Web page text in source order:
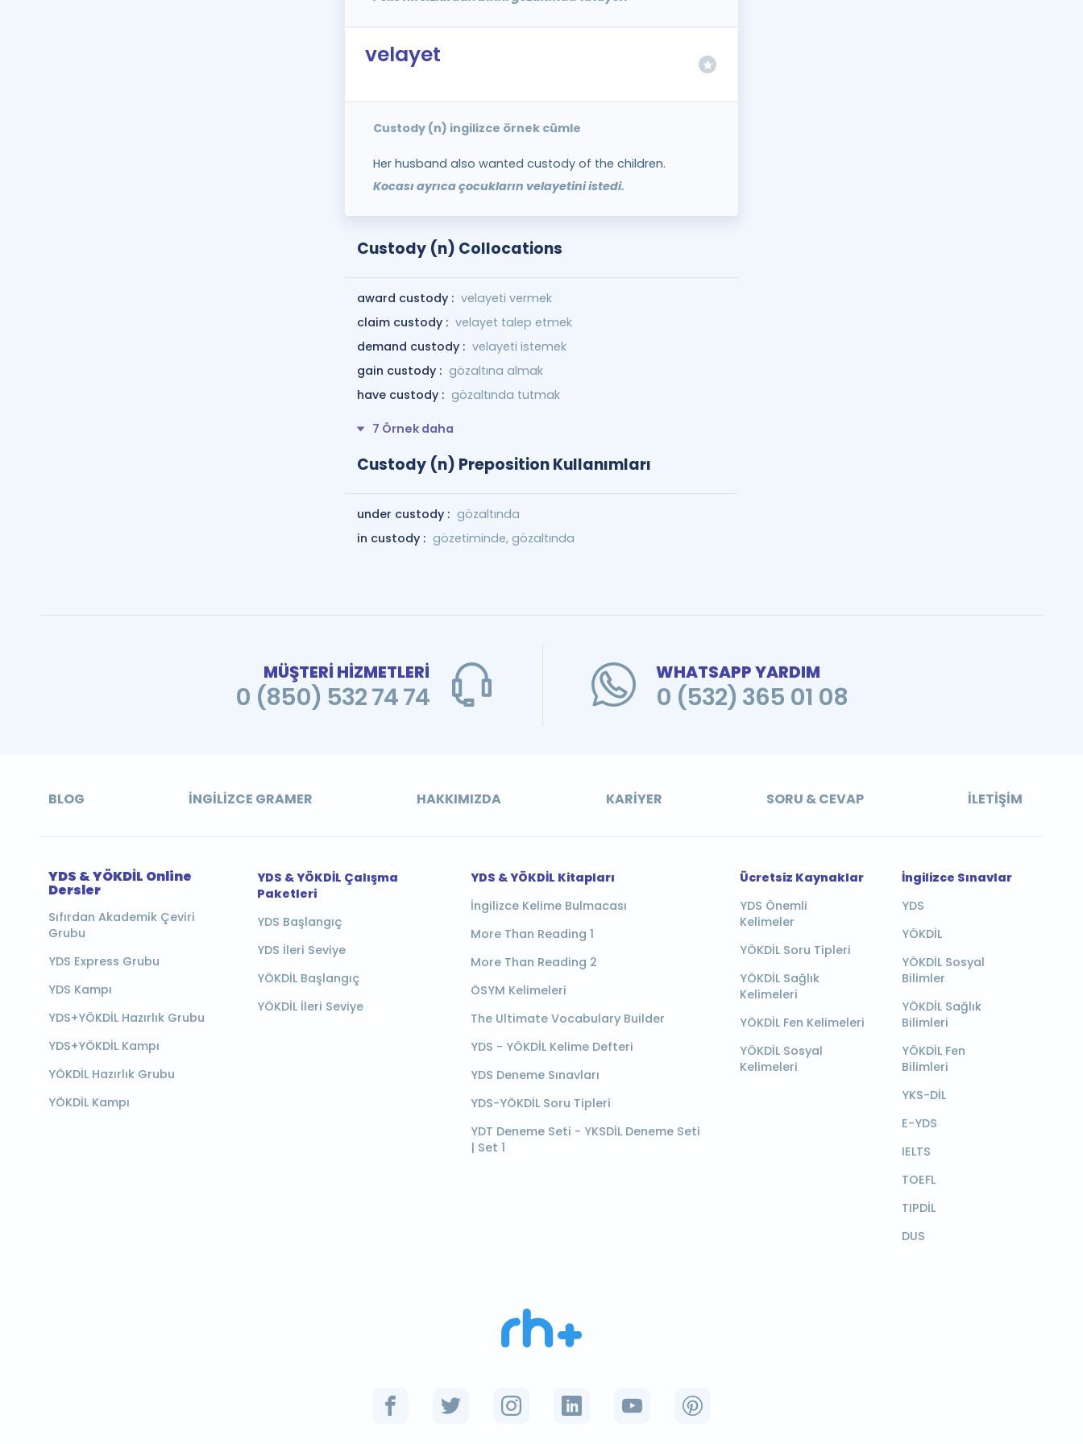
velayet
Custody (n) ingilizce örnek cümle
Her husband also wanted custody of the children.
Kocası ayrıca çocukların velayetini istedi.
Custody (n) Collocations
award custody : velayeti vermek
claim custody : velayet talep etmek
demand custody : velayeti istemek
gain custody : gözaltına almak
have custody : gözaltında tutmak
7 Örnek daha
Custody (n) Preposition Kullanımları
under custody : gözaltında
in custody : gözetiminde, gözaltında
MÜŞTERİ HİZMETLERİ
0 (850) 532 74 74
WHATSAPP YARDIM
0 (532) 365 01 08
BLOG İNGILIZCE GRAMER HAKKIMIZDA KARIYER SORU & CEVAP İLETIŞIM
YDS & YÖKDİL Online
Dersler
Sıfırdan Akademik Çeviri
Grubu
YDS Express Grubu
YDS Kampı
YDS+YÖKDİL Hazırlık Grubu
YDS+YÖKDİL Kampı
YÖKDİL Hazırlık Grubu
YÖKDİL Kampı
YDS & YÖKDİL Çalışma
Paketleri
YDS Başlangıç
YDS İleri Seviye
YÖKDİL Başlangıç
YÖKDİL İleri Seviye
YDS & YÖKDİL Kitapları
İngilizce Kelime Bulmacası
More Than Reading 1
More Than Reading 2
ÖSYM Kelimeleri
The Ultimate Vocabulary Builder
YDS - YÖKDİL Kelime Defteri
YDS Deneme Sınavları
YDS-YÖKDİL Soru Tipleri
YDT Deneme Seti - YKSDİL Deneme Seti
| Set 1
Ücretsiz Kaynaklar
YDS Önemli
Kelimeler
YÖKDİL Soru Tipleri
YÖKDİL Sağlık
Kelimeleri
YÖKDİL Fen Kelimeleri
YÖKDİL Sosyal
Kelimeleri
İngilizce Sınavlar
YDS
YÖKDİL
YÖKDİL Sosyal
Bilimler
YÖKDİL Sağlık
Bilimleri
YÖKDİL Fen
Bilimleri
YKS-DİL
E-YDS
IELTS
TOEFL
TIPDİL
DUS